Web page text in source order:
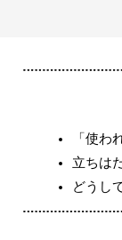
「使わ
立ちは
どうし